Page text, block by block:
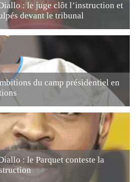
: le juge clôt l’instruction et
devant le tribunal
du camp présidentiel en
: le Parquet conteste la